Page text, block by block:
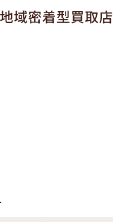
はいくら？
いく
考える